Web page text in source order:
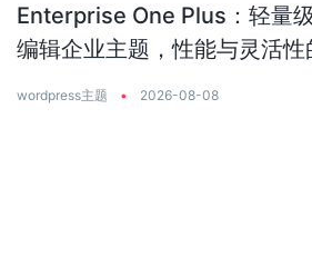
Enterprise One Plus：轻量
编辑企业主题，性能与灵活性
wordpress主题 • 2026-08-08